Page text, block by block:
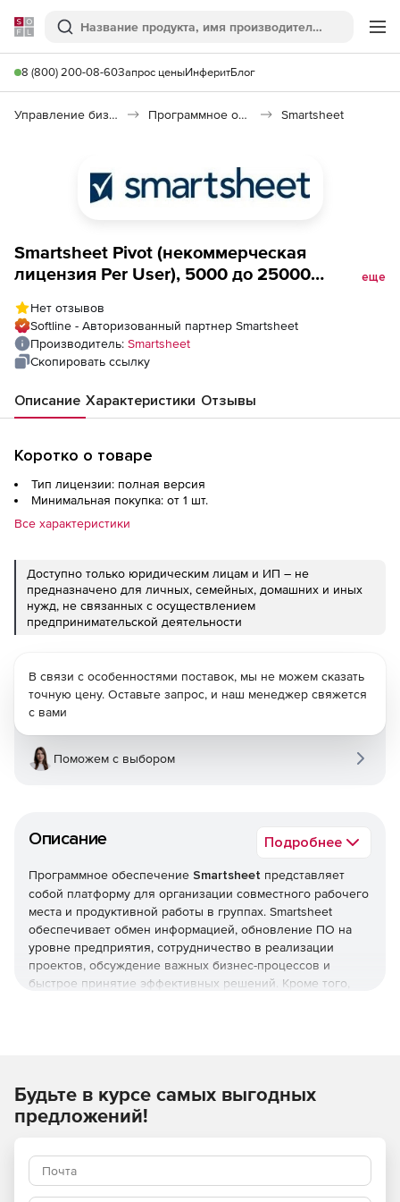
Softline
Поиск
8 (800) 200-08-60Запрос ценыИнферитБлог
Управление бизнесом, CRM/ERP Программное обеспечение для ведения дел Smartsheet
Smartsheet Pivot (некоммерческая
лицензия Per User), 5000 до 25000
еще
Нет отзывов
Softline - Авторизованный партнер Smartsheet
Производитель: Smartsheet
Скопировать ссылку
Описание Характеристики Отзывы
Коротко о товаре
Тип лицензии: полная версия
Минимальная покупка: от 1 шт.
Все характеристики
Доступно только юридическим лицам и ИП – не
предназначено для личных, семейных, домашних и иных
нужд, не связанных с осуществлением
предпринимательской деятельности
Описание Подробнее
Программное обеспечение Smartsheet представляет
собой платформу для организации совместного рабочего
места и продуктивной работы в группах. Smartsheet
обеспечивает обмен информацией, обновление ПО на
уровне предприятия, сотрудничество в реализации
проектов, обсуждение важных бизнес-процессов и
быстрое принятие эффективных решений. Кроме того,
Работа с несколькими соавторами
проектом, можно предоставить им доступ к таблице. При
предоставлении доступа к таблице администратор может
назначить соавтору права наблюдателя, редактора или
В связи с особенностями поставок, мы не можем сказать
точную цену. Оставьте запрос, и наш менеджер свяжется
с вами
Поможем с выбором
Будьте в курсе самых выгодных
предложений!